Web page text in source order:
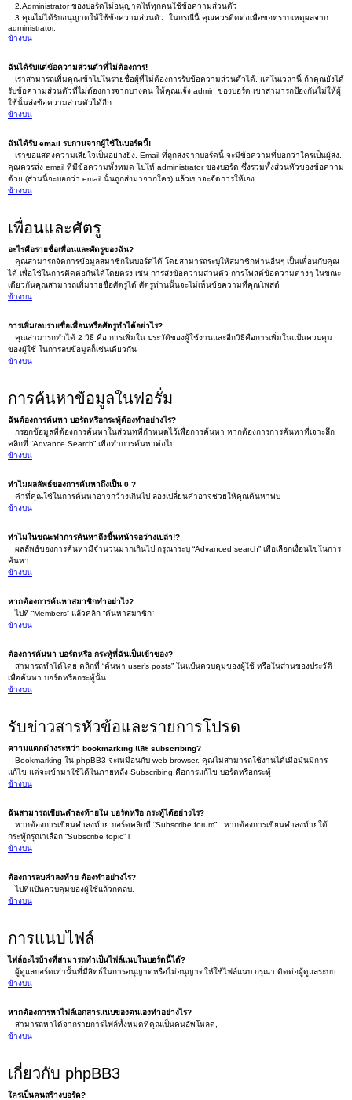
2.Administrator ของบอร์ดไม่อนุญาตให้ทุกคนใช้ข้อความส่วนตัว
3.คุณไม่ได้รับอนุญาตให้ใช้ข้อความส่วนตัว. ในกรณีนี้ คุณควรติดต่อเพื่อขอทราบเหตุผลจาก
administrator.
ข้างบน
ฉันได้รับแต่ข้อความส่วนตัวที่ไม่ต้องการ!
เราสามารถเพิ่มคุณเข้าไปในรายชื่อผู้ที่ไม่ต้องการรับข้อความส่วนตัวได้. แต่ในเวลานี้ ถ้าคุณยังได้
รับข้อความส่วนตัวที่ไม่ต้องการจากบางคน ให้คุณแจ้ง admin ของบอร์ด เขาสามารถป้องกันไม่ให้ผู้
ใช้นั้นส่งข้อความส่วนตัวได้อีก.
ข้างบน
ฉันได้รับ email รบกวนจากผู้ใช้ในบอร์ดนี้!
เราขอแสดงความเสียใจเป็นอย่างยิ่ง. Email ที่ถูกส่งจากบอร์ดนี้ จะมีข้อความที่บอกว่าใครเป็นผู้ส่ง.
คุณควรส่ง email ที่มีข้อความทั้งหมด ไปให้ administrator ของบอร์ด ซึ่งรวมทั้งส่วนหัวของข้อความ
ด้วย (ส่วนนี้จะบอกว่า email นั้นถูกส่งมาจากใคร) แล้วเขาจะจัดการให้เอง.
ข้างบน
เพื่อนและศัตรู
อะไรคือรายชื่อเพื่อนและศัตรูของฉัน?
คุณสามารถจัดการข้อมูลสมาชิกในบอร์ดได้ โดยสามารถระบุให้สมาชิกท่านอื่นๆ เป็นเพื่อนกับคุณ
ได้ เพื่อใช้ในการติดต่อกันได้โดยตรง เช่น การส่งข้อความส่วนตัว การโพสต์ข้อความต่างๆ ในขณะ
เดียวกันคุณสามารถเพิ่มรายชื่อศัตรูได้ ศัตรูท่านนั้นจะไม่เห็นข้อความที่คุณโพสต์
ข้างบน
การเพิ่ม/ลบรายชื่อเพื่อนหรือศัตรูทำได้อย่าไร?
คุณสามารถทำได้ 2 วิธี คือ การเพิ่มใน ประวัติของผู้ใช้งานและอีกวิธีคือการเพิ่มในแป้นควบคุม
ของผู้ใช้ ในการลบข้อมูลก็เช่นเดียวกัน
ข้างบน
การค้นหาข้อมูลในฟอรั่ม
ฉันต้องการค้นหา บอร์ดหรือกระทู้ต้องทำอย่างไร?
กรอกข้อมูลที่ต้องการค้นหาในส่วนทที่กำหนดไว้เพื่อการค้นหา หากต้องการการค้นหาที่เจาะลึก
คลิกที่ “Advance Search” เพื่อทำการค้นหาต่อไป
ข้างบน
ทำไมผลลัพธ์ของการค้นหาถึงเป็น 0 ?
คำที่คุณใช้ในการค้นหาอาจกว้างเกินไป ลองเปลี่ยนคำอาจช่วยให้คุณค้นหาพบ
ข้างบน
ทำไมในขณะทำการค้นหาถึงขึ้นหน้าจอว่างเปล่า!?
ผลลัพธ์ของการค้นหามีจำนวนมากเกินไป กรุณาระบุ “Advanced search” เพื่อเลือกเงื่อนไขในการ
ค้นหา
ข้างบน
หากต้องการค้นหาสมาชิกทำอย่าไง?
ไปที่ “Members” แล้วคลิก “ค้นหาสมาชิก”
ข้างบน
ต้องการค้นหา บอร์ดหรือ กระทู้ที่ฉันเป็นเข้าของ?
สามารถทำได้โดย คลิกที่ “ค้นหา user’s posts” ในแป้นควบคุมของผู้ใช้ หรือในส่วนของประวัติ
เพื่อค้นหา บอร์ดหรือกระทู้นั้น
ข้างบน
รับข่าวสารหัวข้อและรายการโปรด
ความแตกต่างระหว่า bookmarking และ subscribing?
Bookmarking ใน phpBB3 จะเหมือนกับ web browser. คุณไม่สามารถใช้งานได้เมื่อมันมีการ
แก้ไข แต่จะเข้ามาใช้ได้ในภายหลัง Subscribing,คือการแก้ไข บอร์ดหรือกระทู้
ข้างบน
ฉันสามารถเขียนคำลงท้ายใน บอร์ดหรือ กระทู้ได้อย่างไร?
หากต้องการเขียนคำลงท้าย บอร์ดคลิกที่ “Subscribe forum” . หากต้องการเขียนคำลงท้ายใต้
กระทู้กรุณาเลือก “Subscribe topic” l
ข้างบน
ต้องการลบคำลงท้าย ต้องทำอย่างไร?
ไปที่แป้นควบคุมของผู้ใช้แล้วกดลบ.
ข้างบน
การแนบไฟล์
ไฟล์อะไรบ้างที่สามารถทำเป็นไฟล์แนบในบอร์ดนี้ได้?
ผู้ดูแลบอร์ดเท่านั้นที่มีสิทธ์ในการอนุญาตหรือไม่อนุญาตให้ใช้ไฟล์แนบ กรุณา ติดต่อผู้ดูแลระบบ.
ข้างบน
หากต้องการหาไฟล์เอกสารแนบของตนเองทำอย่างไร?
สามารถหาได้จากรายการไฟล์ทั้งหมดที่คุณเป็นคนอัพโหลด,
ข้างบน
เกี่ยวกับ phpBB3
ใครเป็นคนสร้างบอร์ด?